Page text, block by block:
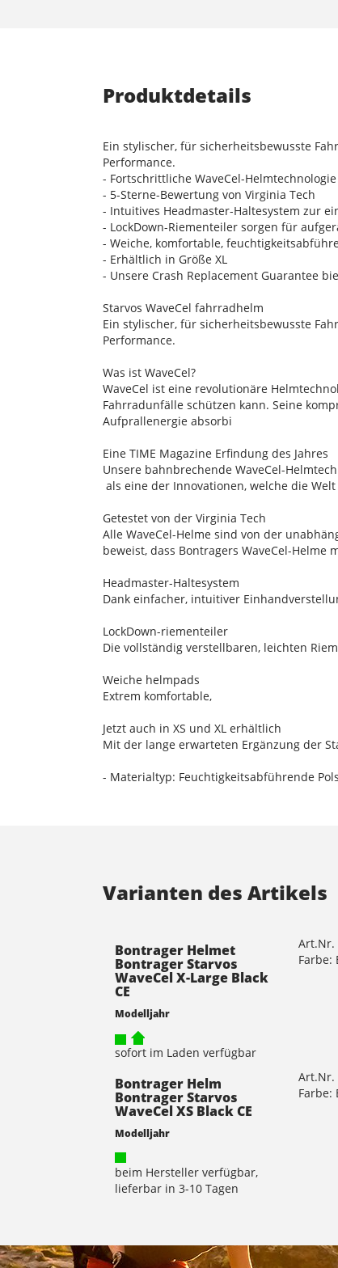
Produktdetails
Ein stylischer, für sicherheitsbewusste
Performance.
- Fortschrittliche WaveCel-Helmtechnologie
- 5-Sterne-Bewertung von Virginia Tech
- Intuitives Headmaster-Haltesystem zur
- LockDown-Riementeiler sorgen für
- Weiche, komfortable,
- Erhältlich in Größe XL
- Unsere Crash Replacement Guarantee
Starvos WaveCel fahrradhelm
Ein stylischer, für sicherheitsbewusste
Performance.
Was ist WaveCel?
WaveCel ist eine revolutionäre
Fahrradunfälle schützen kann. Seine
Aufprallenergie absorbi
Eine TIME Magazine Erfindung des Jahres
Unsere bahnbrechende WaveCel-
als eine der Innovationen, welche die
Getestet von der Virginia Tech
Alle WaveCel-Helme sind von der
beweist, dass Bontragers WaveCel-
Headmaster-Haltesystem
Dank einfacher, intuitiver
LockDown-riementeiler
Die vollständig verstellbaren, leichten
Weiche helmpads
Extrem komfortable,
Jetzt auch in XS und XL erhältlich
Mit der lange erwarteten Ergänzung der
- Materialtyp: Feuchtigkeitsabführende
Varianten des Artikels
Bontrager Helmet
Bontrager Starvos
WaveCel X-Large Black
CE
Modelljahr
sofort im Laden verfügbar
Art.Nr.
Farbe:
Bontrager Helm
Bontrager Starvos
WaveCel XS Black CE
Modelljahr
beim Hersteller verfügbar,
lieferbar in 3-10 Tagen
Art.Nr.
Farbe: